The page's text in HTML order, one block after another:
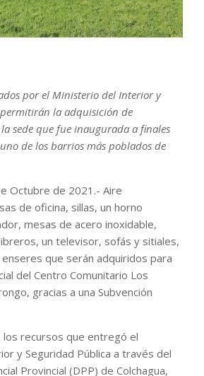
por el Ministerio del Interior y
la adquisición de
sede que fue inaugurada a finales
de los barrios más poblados de
Octubre de 2021.- Aire
de oficina, sillas, un horno
mesas de acero inoxidable,
un televisor, sofás y sitiales,
que serán adquiridos para
del Centro Comunitario Los
gracias a una Subvención
los recursos que entregó el
y Seguridad Pública a través del
Provincial (DPP) de Colchagua,